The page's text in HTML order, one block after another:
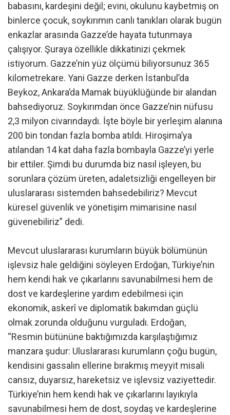
babasını, kardeşini değil; evini, okulunu kaybetmiş on
binlerce çocuk, soykırımın canlı tanıkları olarak bugün
enkazlar arasında Gazze’de hayata tutunmaya
çalışıyor. Şuraya özellikle dikkatinizi çekmek
istiyorum. Gazze’nin yüz ölçümü biliyorsunuz 365
kilometrekare. Yani Gazze derken İstanbul’da
Beykoz, Ankara’da Mamak büyüklüğünde bir alandan
bahsediyoruz. Soykırımdan önce Gazze’nin nüfusu
2,3 milyon civarındaydı. İşte böyle bir yerleşim alanına
200 bin tondan fazla bomba atıldı. Hiroşima’ya
atılandan 14 kat daha fazla bombayla Gazze’yi yerle
bir ettiler. Şimdi bu durumda biz nasıl işleyen, bu
sorunlara çözüm üreten, adaletsizliği engelleyen bir
uluslararası sistemden bahsedebiliriz? Mevcut
küresel güvenlik ve yönetişim mimarisine nasıl
güvenebiliriz” dedi.
Mevcut uluslararası kurumların büyük bölümünün
işlevsiz hale geldiğini söyleyen Erdoğan, Türkiye’nin
hem kendi hak ve çıkarlarını savunabilmesi hem de
dost ve kardeşlerine yardım edebilmesi için
ekonomik, askerî ve diplomatik bakımdan güçlü
olmak zorunda olduğunu vurguladı. Erdoğan,
“Resmin bütününe baktığımızda karşılaştığımız
manzara şudur: Uluslararası kurumların çoğu bugün,
kendisini gassalın ellerine bırakmış meyyit misali
cansız, duyarsız, hareketsiz ve işlevsiz vaziyettedir.
Türkiye’nin hem kendi hak ve çıkarlarını layıkıyla
savunabilmesi hem de dost, soydaş ve kardeşlerine